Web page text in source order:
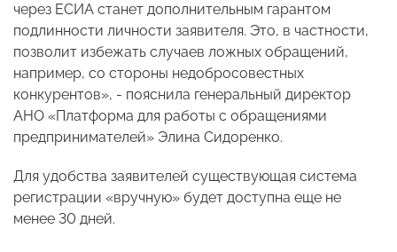
через ЕСИА станет дополнительным гарантом
подлинности личности заявителя. Это, в частности,
позволит избежать случаев ложных обращений,
например, со стороны недобросовестных
конкурентов», - пояснила генеральный директор
АНО «Платформа для работы с обращениями
предпринимателей» Элина Сидоренко.
Для удобства заявителей существующая система
регистрации «вручную» будет доступна еще не
менее 30 дней.